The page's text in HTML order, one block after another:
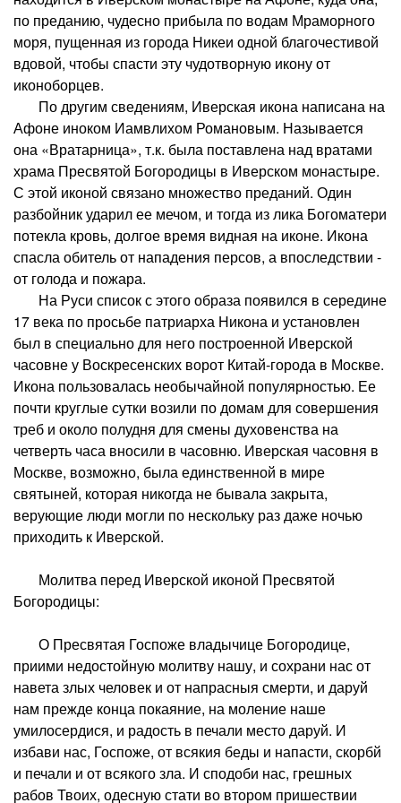
по преданию, чудесно прибыла по водам Мраморного
моря, пущенная из города Никеи одной благочестивой
вдовой, чтобы спасти эту чудотворную икону от
иконоборцев.
По другим сведениям, Иверская икона написана на
Афоне иноком Иамвлихом Романовым. Называется
она «Вратарница», т.к. была поставлена над вратами
храма Пресвятой Богородицы в Иверском монастыре.
С этой иконой связано множество преданий. Один
разбойник ударил ее мечом, и тогда из лика Богоматери
потекла кровь, долгое время видная на иконе. Икона
спасла обитель от нападения персов, а впоследствии -
от голода и пожара.
На Руси список с этого образа появился в середине
17 века по просьбе патриарха Никона и установлен
был в специально для него построенной Иверской
часовне у Воскресенских ворот Китай-города в Москве.
Икона пользовалась необычайной популярностью. Ее
почти круглые сутки возили по домам для совершения
треб и около полудня для смены духовенства на
четверть часа вносили в часовню. Иверская часовня в
Москве, возможно, была единственной в мире
святыней, которая никогда не бывала закрыта,
верующие люди могли по нескольку раз даже ночью
приходить к Иверской.
Молитва перед Иверской иконой Пресвятой
Богородицы:
О Пресвятая Госпоже владычице Богородице,
приими недостойную молитву нашу, и сохрани нас от
навета злых человек и от напрасныя смерти, и даруй
нам прежде конца покаяние, на моление наше
умилосердися, и радость в печали место даруй. И
избави нас, Госпоже, от всякия беды и напасти, скорбй
и печали и от всякого зла. И сподоби нас, грешных
рабов Твоих, одесную стати во втором пришествии